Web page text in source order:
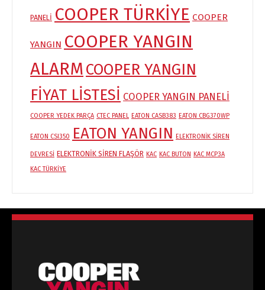
PANELİ COOPER TÜRKİYE COOPER
YANGIN COOPER YANGIN
ALARMCOOPER YANGIN
FİYAT LİSTESİ COOPER YANGIN PANELİ
COOPER YEDEK PARÇA CTEC PANEL EATON CASB383 EATON CBG370WP
EATON CSI350 EATON YANGIN ELEKTRONİK SİREN
DEVRESİ ELEKTRONİK SİREN FLAŞÖR KAC KAC BUTON KAC MCP3A
KAC TÜRKİYE